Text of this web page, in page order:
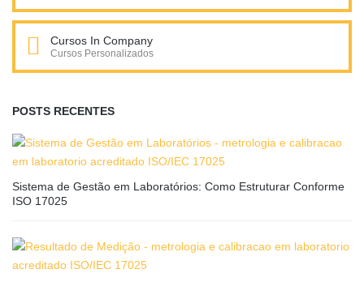
Cursos In Company
Cursos Personalizados
POSTS RECENTES
Sistema de Gestão em Laboratórios: Como Estruturar Conforme
ISO 17025